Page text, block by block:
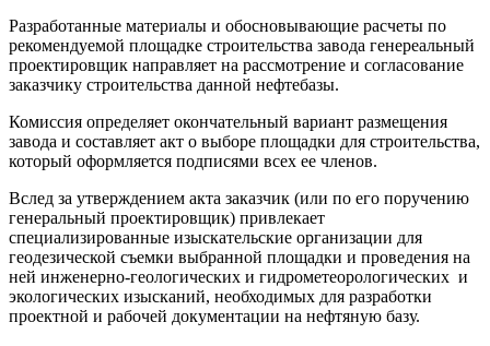
Разработанные материалы и обосновывающие расчеты по
рекомендуемой площадке строительства завода генереальный
проектировщик направляет на рассмотрение и согласование
заказчику строительства данной нефтебазы.
Комиссия определяет окончательный вариант размещения
завода и составляет акт о выборе площадки для строительства,
который оформляется подписями всех ее членов.
Вслед за утверждением акта заказчик (или по его поручению
генеральный проектировщик) привлекает
специализированные изыскательские организации для
геодезической съемки выбранной площадки и проведения на
ней инженерно-геологических и гидрометеорологических и
экологических изысканий, необходимых для разработки
проектной и рабочей документации на нефтяную базу.